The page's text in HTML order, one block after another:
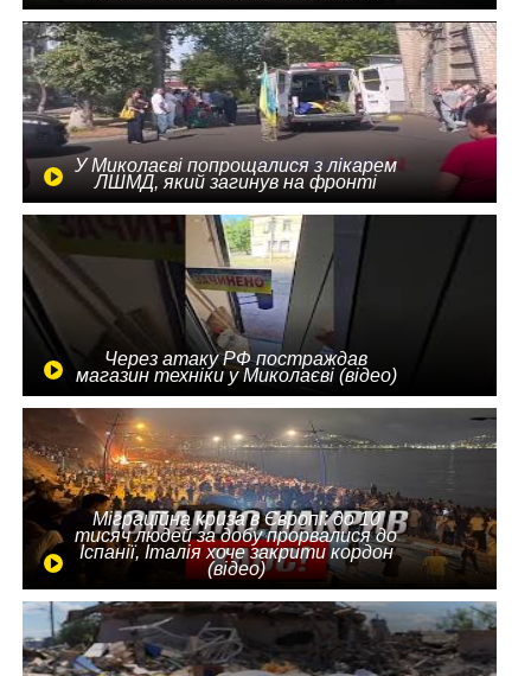
У Миколаєві попрощалися з лікарем
ЛШМД, який загинув на фронті
Через атаку РФ постраждав
магазин техніки у Миколаєві (відео)
Міграційна криза в Європі: до 10
тисяч людей за добу прорвалися до
Іспанії, Італія хоче закрити кордон
(відео)